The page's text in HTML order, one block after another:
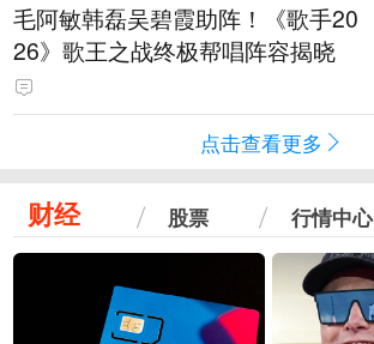
毛阿敏韩磊吴碧霞助阵！《歌手20
26》歌王之战终极帮唱阵容揭晓
点击查看更多
财经 股票 行情中心